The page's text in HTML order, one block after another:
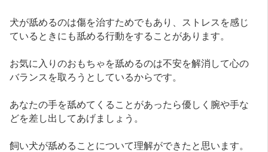
犬が舐めるのは傷を治すためでもあり、ストレスを感じ
ているときにも舐める行動をすることがあります。
お気に入りのおもちゃを舐めるのは不安を解消して心の
バランスを取ろうとしているからです。
あなたの手を舐めてくることがあったら優しく腕や手な
どを差し出してあげましょう。
飼い犬が舐めることについて理解ができたと思います。